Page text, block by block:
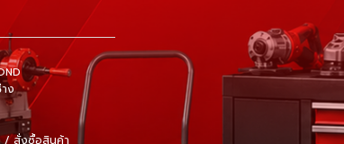
ง
/ สั่งซื้อสินค้า